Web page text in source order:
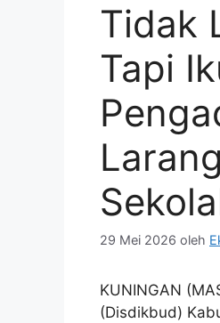
Tidak
Tapi
29 Mei 2026 oleh
KUNINGAN
(Disdikbud)